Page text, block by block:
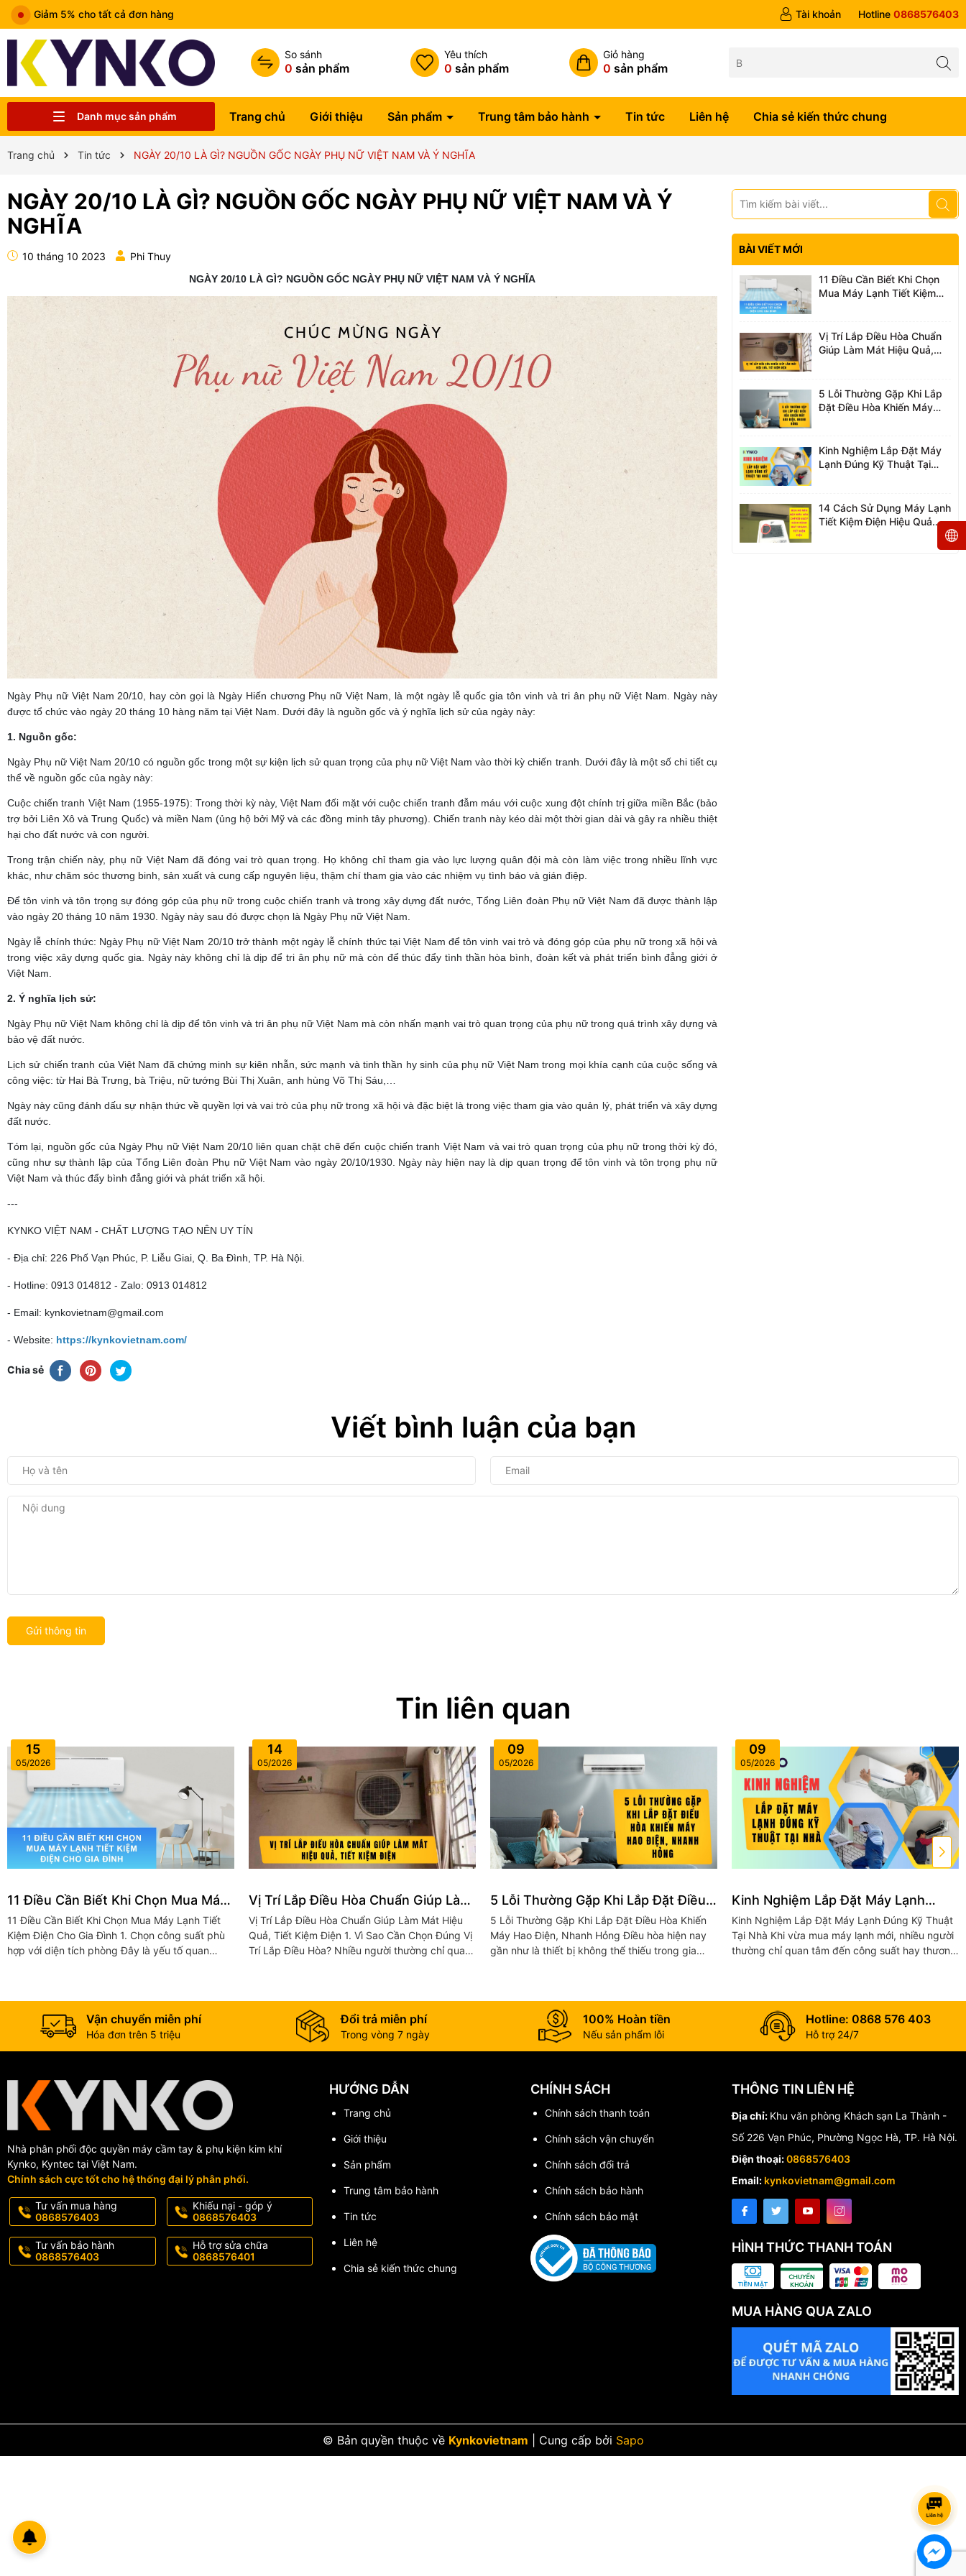
Miễn phí vận chuyển đơn hàng trên 1tr5 Tài khoản Hotline 0868576403
So sánh
0 sản phẩm
Yêu thích
0 sản phẩm
Giỏ hàng
0 sản phẩm
Danh mục sản phẩm Trang chủ Giới thiệu Sản phẩm Trung tâm bảo hành Tin tức Liên hệ Chia sẻ kiến thức chung
Trang chủ Tin tức NGÀY 20/10 LÀ GÌ? NGUỒN GỐC NGÀY PHỤ NỮ VIỆT NAM VÀ Ý NGHĨA
NGÀY 20/10 LÀ GÌ? NGUỒN GỐC NGÀY PHỤ NỮ VIỆT NAM VÀ Ý
NGHĨA
10 tháng 10 2023 Phi Thuy
NGÀY 20/10 LÀ GÌ? NGUỒN GỐC NGÀY PHỤ NỮ VIỆT NAM VÀ Ý NGHĨA
Ngày Phụ nữ Việt Nam 20/10, hay còn gọi là Ngày Hiến chương Phụ nữ Việt Nam, là một ngày lễ quốc gia tôn vinh và tri ân phụ nữ Việt Nam. Ngày này
được tổ chức vào ngày 20 tháng 10 hàng năm tại Việt Nam. Dưới đây là nguồn gốc và ý nghĩa lịch sử của ngày này:
1. Nguồn gốc:
Ngày Phụ nữ Việt Nam 20/10 có nguồn gốc trong một sự kiện lịch sử quan trọng của phụ nữ Việt Nam vào thời kỳ chiến tranh. Dưới đây là một số chi tiết cụ
thể về nguồn gốc của ngày này:
Cuộc chiến tranh Việt Nam (1955-1975): Trong thời kỳ này, Việt Nam đối mặt với cuộc chiến tranh đẫm máu với cuộc xung đột chính trị giữa miền Bắc (bảo
trợ bởi Liên Xô và Trung Quốc) và miền Nam (ủng hộ bởi Mỹ và các đồng minh tây phương). Chiến tranh này kéo dài một thời gian dài và gây ra nhiều thiệt
hại cho đất nước và con người.
Trong trận chiến này, phụ nữ Việt Nam đã đóng vai trò quan trọng. Họ không chỉ tham gia vào lực lượng quân đội mà còn làm việc trong nhiều lĩnh vực
khác, như chăm sóc thương binh, sản xuất và cung cấp nguyên liệu, thậm chí tham gia vào các nhiệm vụ tình báo và gián điệp.
Để tôn vinh và tôn trọng sự đóng góp của phụ nữ trong cuộc chiến tranh và trong xây dựng đất nước, Tổng Liên đoàn Phụ nữ Việt Nam đã được thành lập
vào ngày 20 tháng 10 năm 1930. Ngày này sau đó được chọn là Ngày Phụ nữ Việt Nam.
Ngày lễ chính thức: Ngày Phụ nữ Việt Nam 20/10 trở thành một ngày lễ chính thức tại Việt Nam để tôn vinh vai trò và đóng góp của phụ nữ trong xã hội và
trong việc xây dựng quốc gia. Ngày này không chỉ là dịp để tri ân phụ nữ mà còn để thúc đẩy tình thần hòa bình, đoàn kết và phát triển bình đẳng giới ở
Việt Nam.
2. Ý nghĩa lịch sử:
Ngày Phụ nữ Việt Nam không chỉ là dịp để tôn vinh và tri ân phụ nữ Việt Nam mà còn nhấn mạnh vai trò quan trọng của phụ nữ trong quá trình xây dựng và
bảo vệ đất nước.
Lịch sử chiến tranh của Việt Nam đã chứng minh sự kiên nhẫn, sức mạnh và tinh thần hy sinh của phụ nữ Việt Nam trong mọi khía cạnh của cuộc sống và
công việc: từ Hai Bà Trưng, bà Triệu, nữ tướng Bùi Thị Xuân, anh hùng Võ Thị Sáu,…
Ngày này cũng đánh dấu sự nhận thức về quyền lợi và vai trò của phụ nữ trong xã hội và đặc biệt là trong việc tham gia vào quản lý, phát triển và xây dựng
đất nước.
Tóm lại, nguồn gốc của Ngày Phụ nữ Việt Nam 20/10 liên quan chặt chẽ đến cuộc chiến tranh Việt Nam và vai trò quan trọng của phụ nữ trong thời kỳ đó,
cũng như sự thành lập của Tổng Liên đoàn Phụ nữ Việt Nam vào ngày 20/10/1930. Ngày này hiện nay là dịp quan trọng để tôn vinh và tôn trọng phụ nữ
Việt Nam và thúc đẩy bình đẳng giới và phát triển xã hội.
---
KYNKO VIỆT NAM - CHẤT LƯỢNG TẠO NÊN UY TÍN
- Địa chỉ: 226 Phố Vạn Phúc, P. Liễu Giai, Q. Ba Đình, TP. Hà Nội.
- Hotline: 0913 014812 - Zalo: 0913 014812
- Email: kynkovietnam@gmail.com
- Website: https://kynkovietnam.com/
Chia sẻ
BÀI VIẾT MỚI
11 Điều Cần Biết Khi Chọn
Mua Máy Lạnh Tiết Kiệm
Vị Trí Lắp Điều Hòa Chuẩn
Giúp Làm Mát Hiệu Quả,
5 Lỗi Thường Gặp Khi Lắp
Đặt Điều Hòa Khiến Máy
Kinh Nghiệm Lắp Đặt Máy
Lạnh Đúng Kỹ Thuật Tại
14 Cách Sử Dụng Máy Lạnh
Tiết Kiệm Điện Hiệu Quả
Viết bình luận của bạn
Gửi thông tin
Tin liên quan
15
05/2026
11 Điều Cần Biết Khi Chọn Mua Máy
Lạnh Tiết Kiệm Điện Cho Gia Đình
11 Điều Cần Biết Khi Chọn Mua Máy Lạnh Tiết
Kiệm Điện Cho Gia Đình 1. Chọn công suất phù
hợp với diện tích phòng Đây là yếu tố quan
14
05/2026
Vị Trí Lắp Điều Hòa Chuẩn Giúp Làm
Mát Hiệu Quả, Tiết Kiệm Điện
Vị Trí Lắp Điều Hòa Chuẩn Giúp Làm Mát Hiệu
Quả, Tiết Kiệm Điện 1. Vì Sao Cần Chọn Đúng Vị
Trí Lắp Điều Hòa? Nhiều người thường chỉ quan
09
05/2026
5 Lỗi Thường Gặp Khi Lắp Đặt Điều
Hòa Khiến Máy Hao Điện, Nhanh
Hỏng
5 Lỗi Thường Gặp Khi Lắp Đặt Điều Hòa Khiến
Máy Hao Điện, Nhanh Hỏng Điều hòa hiện nay
gần như là thiết bị không thể thiếu trong gia
09
05/2026
Kinh Nghiệm Lắp Đặt Máy Lạnh
Đúng Kỹ Thuật Tại Nhà
Kinh Nghiệm Lắp Đặt Máy Lạnh Đúng Kỹ Thuật
Tại Nhà Khi vừa mua máy lạnh mới, nhiều người
thường chỉ quan tâm đến công suất hay thương
Vận chuyển miễn phí
Hóa đơn trên 5 triệu
Đổi trả miễn phí
Trong vòng 7 ngày
100% Hoàn tiền
Nếu sản phẩm lỗi
Hotline: 0868 576 403
Hỗ trợ 24/7
Nhà phân phối độc quyền máy cầm tay & phụ kiện kim khí
Kynko, Kyntec tại Việt Nam.
Chính sách cực tốt cho hệ thống đại lý phân phối.
Tư vấn mua hàng
0868576403
Khiếu nại - góp ý
0868576403
Tư vấn bảo hành
0868576403
Hỗ trợ sửa chữa
0868576401
HƯỚNG DẪN
Trang chủ
Giới thiệu
Sản phẩm
Trung tâm bảo hành
Tin tức
Liên hệ
Chia sẻ kiến thức chung
CHÍNH SÁCH
Chính sách thanh toán
Chính sách vận chuyển
Chính sách đổi trả
Chính sách bảo hành
Chính sách bảo mật
THÔNG TIN LIÊN HỆ
Địa chỉ: Khu văn phòng Khách sạn La Thành -
Số 226 Vạn Phúc, Phường Ngọc Hà, TP. Hà Nội.
Điện thoại:0868576403
Email: kynkovietnam@gmail.com
HÌNH THỨC THANH TOÁN
MUA HÀNG QUA ZALO
© Bản quyền thuộc về Kynkovietnam Cung cấp bởi Sapo